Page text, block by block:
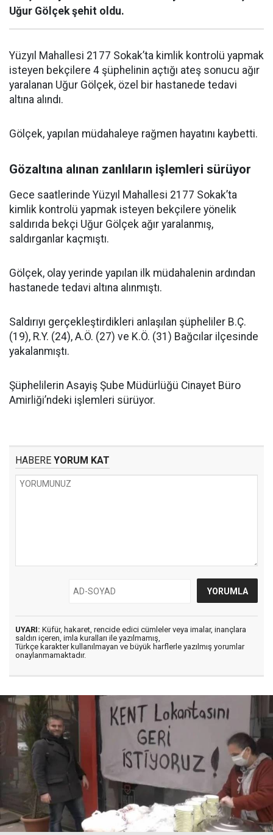
Uğur Gölçek şehit oldu.
Yüzyıl Mahallesi 2177 Sokak’ta kimlik kontrolü yapmak
isteyen bekçilere 4 şüphelinin açtığı ateş sonucu ağır
yaralanan Uğur Gölçek, özel bir hastanede tedavi
altına alındı.
Gölçek, yapılan müdahaleye rağmen hayatını kaybetti.
Gözaltına alınan zanlıların işlemleri sürüyor
Gece saatlerinde Yüzyıl Mahallesi 2177 Sokak’ta
kimlik kontrolü yapmak isteyen bekçilere yönelik
saldırıda bekçi Uğur Gölçek ağır yaralanmış,
saldırganlar kaçmıştı.
Gölçek, olay yerinde yapılan ilk müdahalenin ardından
hastanede tedavi altına alınmıştı.
Saldırıyı gerçekleştirdikleri anlaşılan şüpheliler B.Ç.
(19), R.Y. (24), A.Ö. (27) ve K.Ö. (31) Bağcılar ilçesinde
yakalanmıştı.
Şüphelilerin Asayiş Şube Müdürlüğü Cinayet Büro
Amirliği’ndeki işlemleri sürüyor.
HABERE YORUM KAT
UYARI: Küfür, hakaret, rencide edici cümleler veya imalar, inançlara
saldırı içeren, imla kuralları ile yazılmamış,
Türkçe karakter kullanılmayan ve büyük harflerle yazılmış yorumlar
onaylanmamaktadır.